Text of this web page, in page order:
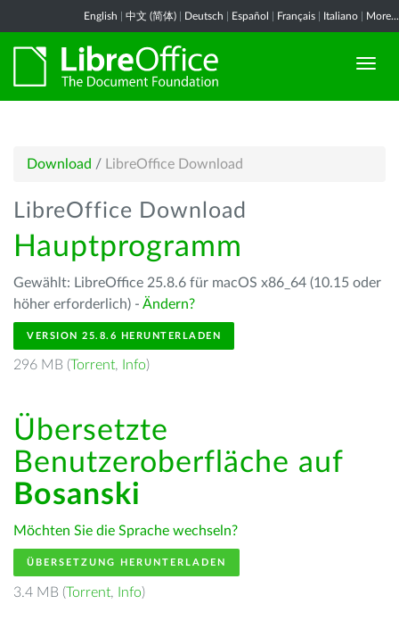
English 中文 (简体) Deutsch Español Français Italiano More...
Download / LibreOffice Download
LibreOffice Download
Hauptprogramm
Gewählt: LibreOffice 25.8.6 für macOS x86_64 (10.15 oder
höher erforderlich) - Ändern?
VERSION 25.8.6 HERUNTERLADEN
296 MB (Torrent, Info)
Übersetzte
Benutzeroberfläche auf
Bosanski
Möchten Sie die Sprache wechseln?
ÜBERSETZUNG HERUNTERLADEN
3.4 MB (Torrent, Info)